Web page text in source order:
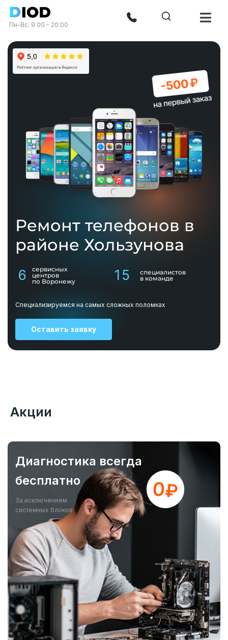
Пн-Вс: 9:00 - 20:00
Ремонт телефонов в
районе Хользунова
6
сервисных
центров
по Воронежу
15
специалистов
в команде
Специализируемся на самых сложных поломках
Оставить заявку
Акции
Диагностика всегда
бесплатно
За исключением
системных блоков